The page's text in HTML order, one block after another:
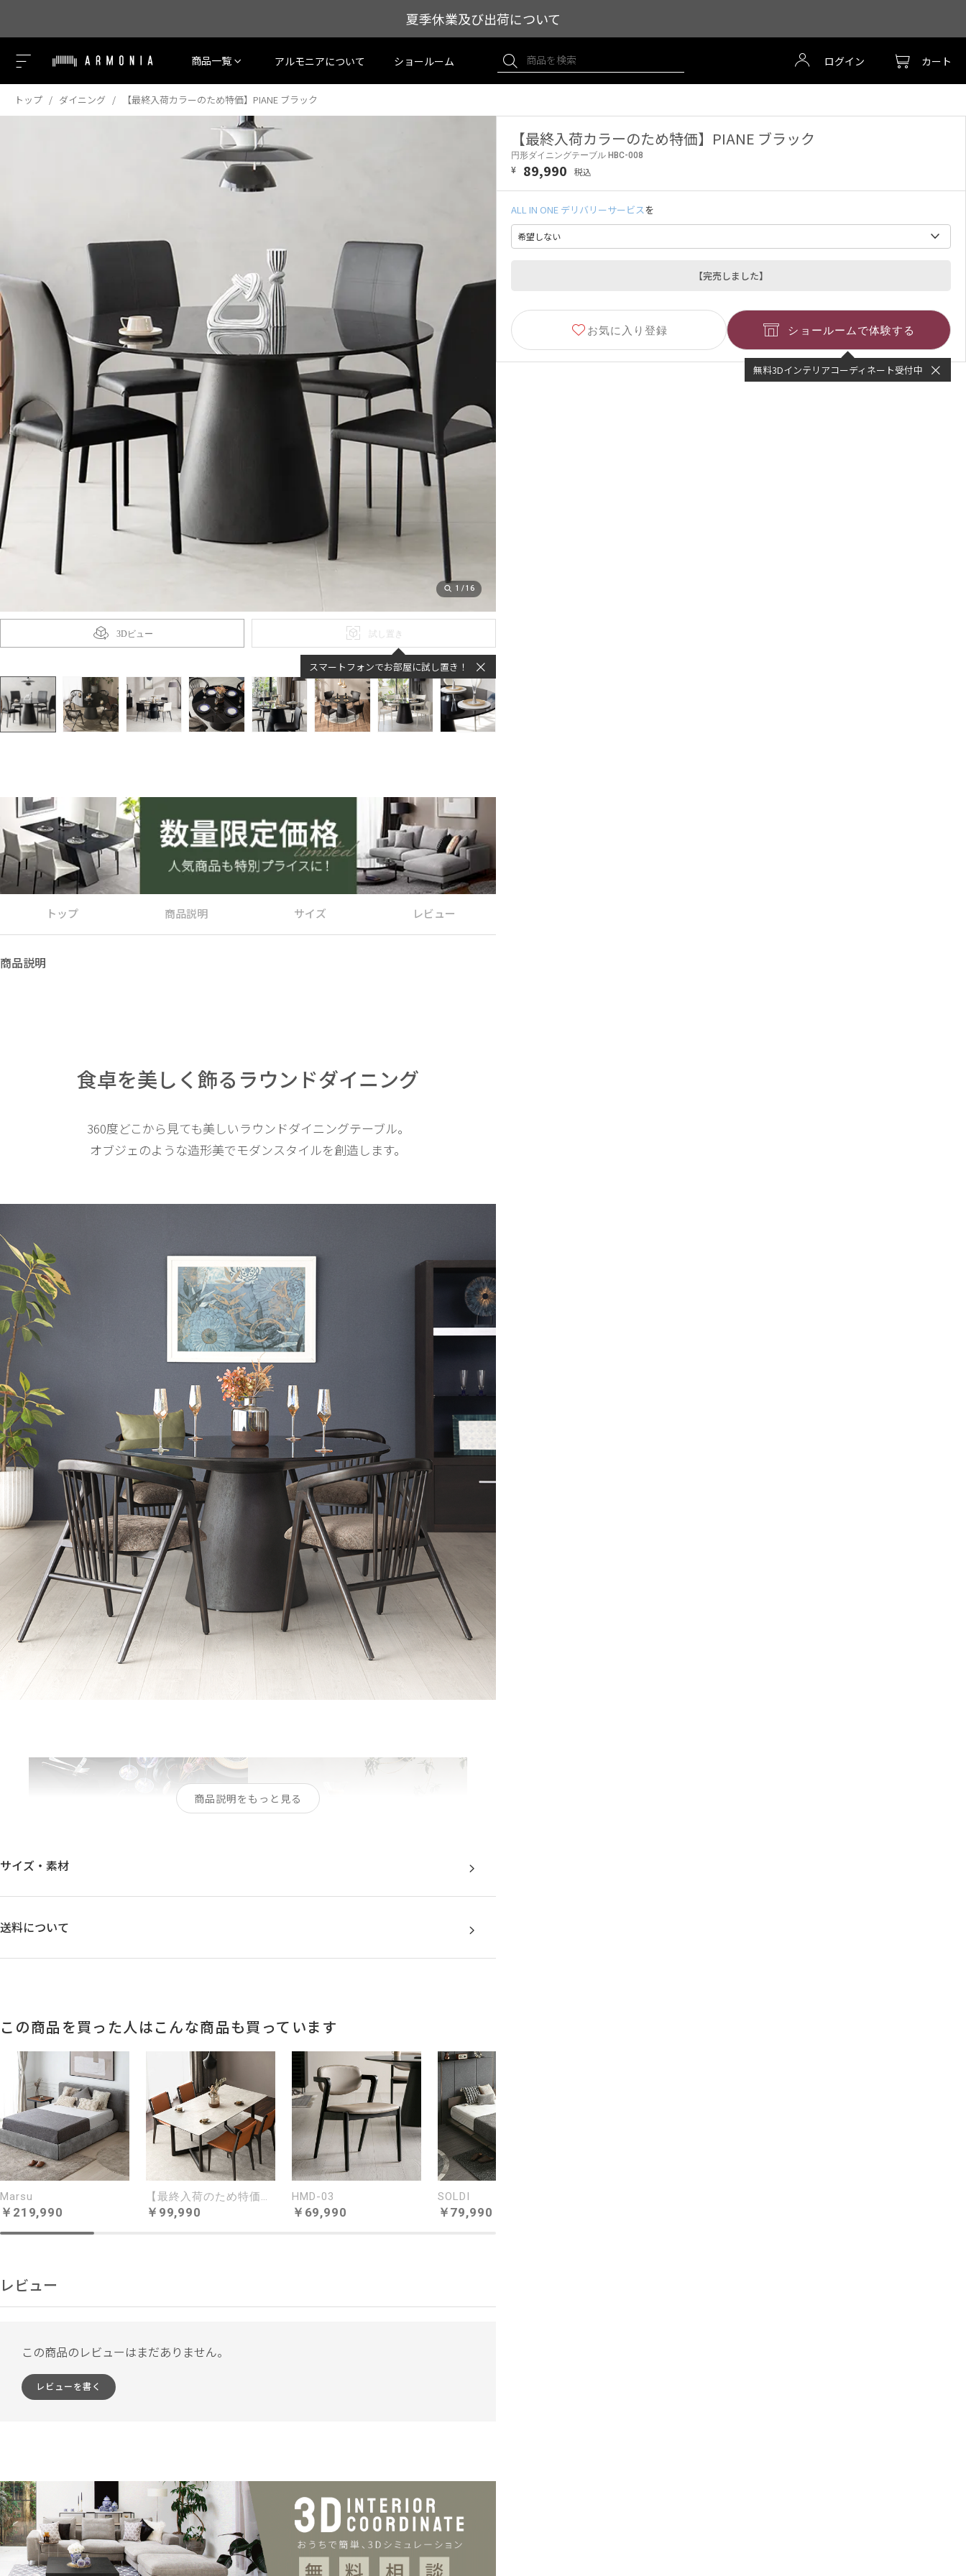
夏季休業及び出荷について
商品一覧 アルモニアについて ショールーム ログイン カート
トップ ダイニング 【最終入荷カラーのため特価】PIANE ブラック
円形ダイニングテーブル HBC-008
【最終入荷カラーのため特価】PIANE ブラック
¥ 89,990
ALL IN ONE デリバリーサービスを
【完売しました】
ショールームで体験する
無料3Dインテリアコーディネート受付中
1 /16
3Dビュー 試し置き
スマートフォンでお部屋に試し置き！
トップ 商品説明 サイズ レビュー
商品説明
食卓を美しく飾る ラウンドダイニング
360度どこから見ても美しいラウンドダイニングテーブル。
オブジェのような造形美でモダンスタイルを創造します。
天然木の美しさと、豊かな風合いを活かしたモダンデザイン
木がつくり出すナチュラルな雰囲気と、天然木の味わいを活かしたダイニングテーブル。
天板と脚の絶妙なバランスで構成されたフォルムは、素材感を最大限に活かしながら洗練
感の漂うデザインです。
USABILITY
商品説明をもっと見る
サイズ・素材
送料について
この商品を買った人はこんな商品も買っています
Marsu
219,990
【最終入荷のため特価】Ramo
99,990
HMD-03
69,990
SOLDI
79,990
レビュー
この商品のレビューはまだありません。
レビューを書く